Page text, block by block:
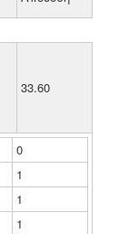
33.60
0
1
1
1